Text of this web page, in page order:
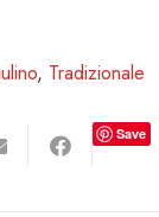
, Tradizionale
Save